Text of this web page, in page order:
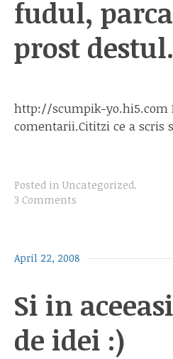
fudul,
prost destul.
http://scumpik-yo.hi5.com
comentarii.Cititzi ce a scris
Posted in Uncategorized.
3 Comments
April 22, 2008
Si in
de idei :)